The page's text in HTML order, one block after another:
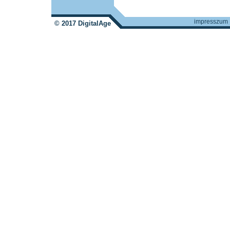
© 2017 DigitalAge impresszum